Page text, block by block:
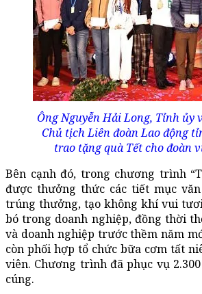
Ông Nguyễn Hải Long, Tỉnh ủy
Chủ tịch Liên đoàn Lao động
trao tặng quà Tết cho đoàn
Bên cạnh đó, trong chương trình
được thưởng thức các tiết mục
trúng thưởng, tạo không khí vui
bó trong doanh nghiệp, đồng thời
và doanh nghiệp trước thềm năm
còn phối hợp tổ chức bữa cơm tất
viên. Chương trình đã phục vụ
cúng.